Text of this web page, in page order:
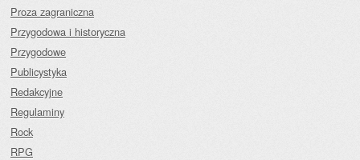
Proza zagraniczna
Przygodowa i historyczna
Przygodowe
Publicystyka
Redakcyjne
Regulaminy
Rock
RPG